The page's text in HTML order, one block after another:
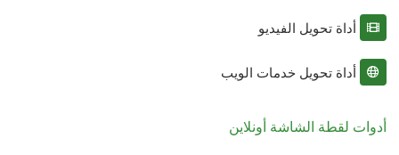
أداة تحويل الفيديو
أداة تحويل خدمات الويب
أدوات لقطة الشاشة أونلاين